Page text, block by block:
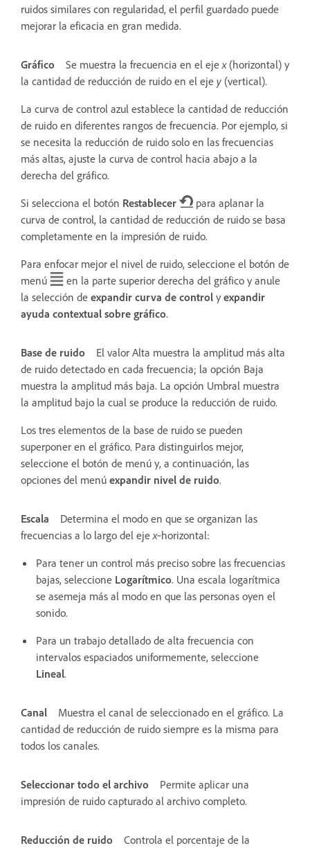
ruidos similares con regularidad, el perfil guardado puede
mejorar la eficacia en gran medida.
Gráfico Se muestra la frecuencia en el eje x(horizontal) y
la cantidad de reducción de ruido en el eje y (vertical).
La curva de control azul establece la cantidad de reducción
de ruido en diferentes rangos de frecuencia. Por ejemplo, si
se necesita la reducción de ruido solo en las frecuencias
más altas, ajuste la curva de control hacia abajo a la
derecha del gráfico.
Si selecciona el botón Restablecer
para aplanar la
curva de control, la cantidad de reducción de ruido se basa
completamente en la impresión de ruido.
Para enfocar mejor el nivel de ruido, seleccione el botón de
menú
en la parte superior derecha del gráfico y anule
la selección de expandir curva de control y expandir
ayuda contextual sobre gráfico.
Base de ruido
El valor Alta muestra la amplitud más alta
de ruido detectado en cada frecuencia; la opción Baja
muestra la amplitud más baja. La opción Umbral muestra
la amplitud bajo la cual se produce la reducción de ruido.
Los tres elementos de la base de ruido se pueden
superponer en el gráfico. Para distinguirlos mejor,
seleccione el botón de menú y, a continuación, las
opciones del menú expandir nivel de ruido.
Escala
Determina el modo en que se organizan las
frecuencias a lo largo del eje x‑horizontal:
Para tener un control más preciso sobre las frecuencias
bajas, seleccione Logarítmico. Una escala logarítmica
se asemeja más al modo en que las personas oyen el
sonido.
Para un trabajo detallado de alta frecuencia con
intervalos espaciados uniformemente, seleccione
Lineal.
Canal
Muestra el canal de seleccionado en el gráfico. La
cantidad de reducción de ruido siempre es la misma para
todos los canales.
Seleccionar todo el archivo
Permite aplicar una
impresión de ruido capturado al archivo completo.
Reducción de ruido
Controla el porcentaje de la